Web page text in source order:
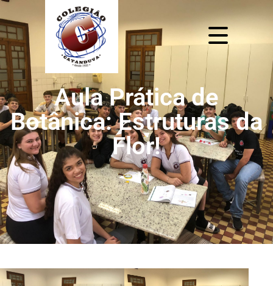
Aula Prática de
Botânica: Estruturas da
Flor!